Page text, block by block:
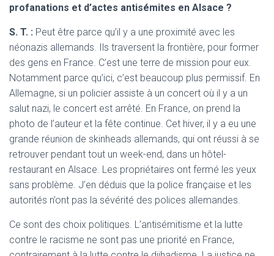
profanations et d’actes antisémites en Alsace ?
S. T. : Peut être parce qu’il y a une proximité avec les
néonazis allemands. Ils traversent la frontière, pour former
des gens en France. C’est une terre de mission pour eux.
Notamment parce qu’ici, c’est beaucoup plus permissif. En
Allemagne, si un policier assiste à un concert où il y a un
salut nazi, le concert est arrêté. En France, on prend la
photo de l’auteur et la fête continue. Cet hiver, il y a eu une
grande réunion de skinheads allemands, qui ont réussi à se
retrouver pendant tout un week-end, dans un hôtel-
restaurant en Alsace. Les propriétaires ont fermé les yeux
sans problème. J’en déduis que la police française et les
autorités n’ont pas la sévérité des polices allemandes.
Ce sont des choix politiques. L’antisémitisme et la lutte
contre le racisme ne sont pas une priorité en France,